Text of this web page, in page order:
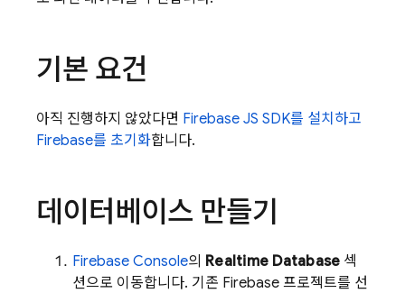
기본 요건
아직 진행하지 않았다면 Firebase JS SDK를 설치하고
Firebase를 초기화합니다.
데이터베이스 만들기
Firebase Console의 Realtime Database 섹
션으로 이동합니다. 기존 Firebase 프로젝트를 선